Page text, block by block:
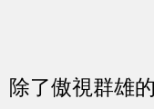
除了傲視群雄